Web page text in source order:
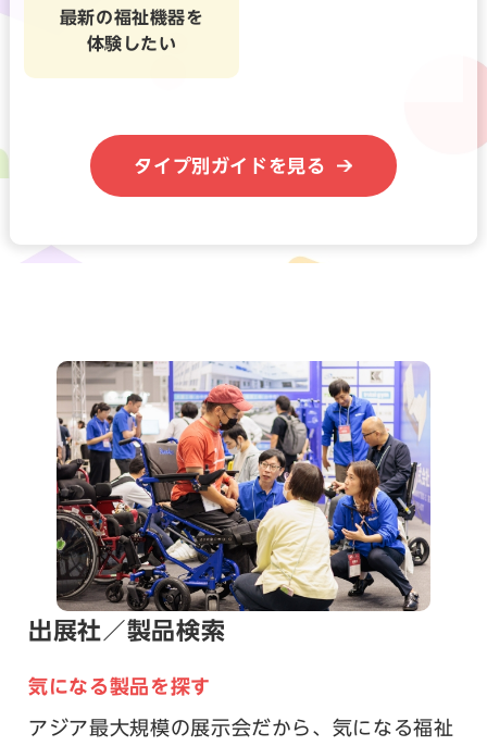
最新の福祉機器を
体験したい
タイプ別ガイドを見る
出展社／製品検索
気になる製品を探す
アジア最大規模の展示会だから、気になる福祉